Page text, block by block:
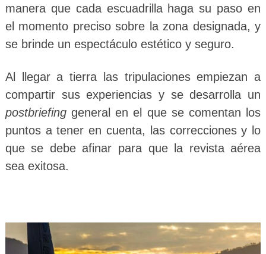
manera que cada escuadrilla haga su paso en
el momento preciso sobre la zona designada, y
se brinde un espectáculo estético y seguro.
Al llegar a tierra las tripulaciones empiezan a
compartir sus experiencias y se desarrolla un
postbriefinggeneral en el que se comentan los
puntos a tener en cuenta, las correcciones y lo
que se debe afinar para que la revista aérea
sea exitosa.